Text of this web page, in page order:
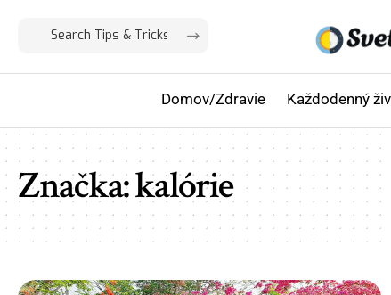
Domov/Zdravie Každodenný
Značka:kalórie